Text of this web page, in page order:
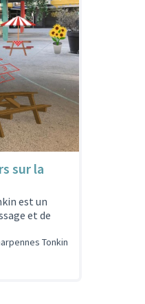
sur la
est un
et de
Tonkin